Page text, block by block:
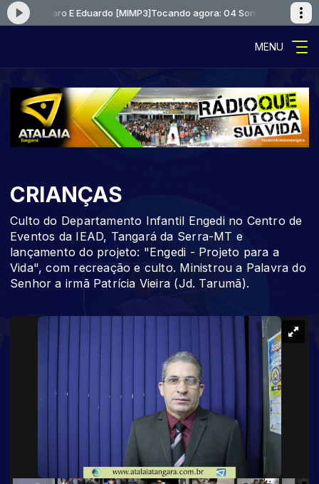
Lazaro E Eduardo [MIMP3]Tocando agora: 04 Sonho Voz Lazaro E
MENU
CRIANÇAS
Culto do Departamento Infantil Engedi no Centro de
Eventos da IEAD, Tangará da Serra-MT e
lançamento do projeto: "Engedi - Projeto para a
Vida", com recreação e culto. Ministrou a Palavra do
Senhor a irmã Patrícia Vieira (Jd. Tarumã).